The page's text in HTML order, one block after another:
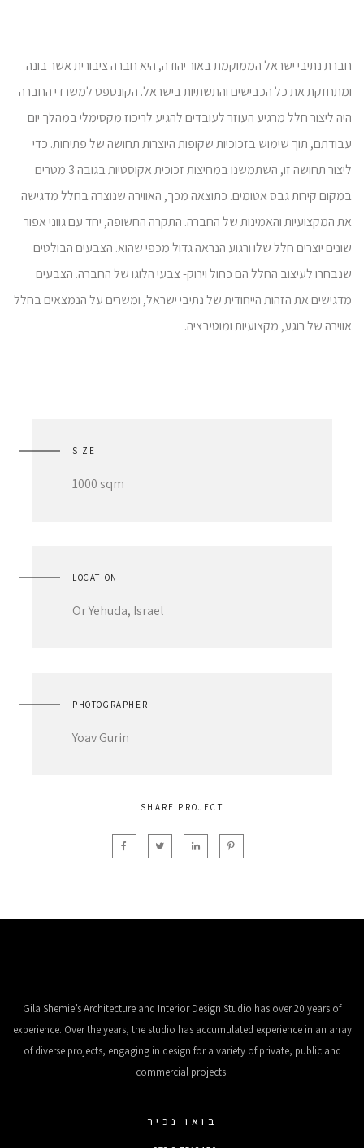
חברת נתיבי ישראל הממוקמת באור יהודה, היא חברה ציבורית אשר בונה
ומתחזקת את כל הכבישים והתשתיות בישראל. הקונספט למשרדי החברה
היה ליצור חלל מרגיע העוזר לעובדים להגיע לריכוז מקסימלי במהלך יום
עבודתם, תוך שימוש בזכוכיות שקופות היוצרות תחושה של פתיחות. כדי
ליצור תחושה זו, השתמשנו במחיצות זכוכית אקוסטיות בגובה 3 מטרים
במקום קירות גבס אטומים. כתוצאה מכך, האווירה שנוצרה בחלל מדגישה
את המקצועיות והאמינות של החברה. התקרה החשופה, יחד עם גווני אפור
שונים יוצרים חלל שלו ורגוע הנראה גדול מכפי שהוא. הצבעים הבולטים
שנבחרו לעיצוב החלל הם כחול וירוק- צבעי הלוגו של החברה. הצבעים
מדגישים את הזהות הייחודית של נתיבי ישראל, ומשרים על הנמצאים בחלל
אווירה של רוגע, מקצועיות ומוטיבציה.
SIZE
1000 sqm
LOCATION
Or Yehuda, Israel
PHOTOGRAPHER
Yoav Gurin
SHARE PROJECT
Gila Shemie’s Architecture and Interior Design Studio has over 20 years of
experience. Over the years, the studio has accumulated experience in an array
of diverse projects, engaging in design for a variety of private, public and
commercial projects.
בואו נכיר